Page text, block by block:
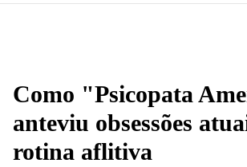
Como "Psicopata
anteviu obsessões
rotina aflitiva